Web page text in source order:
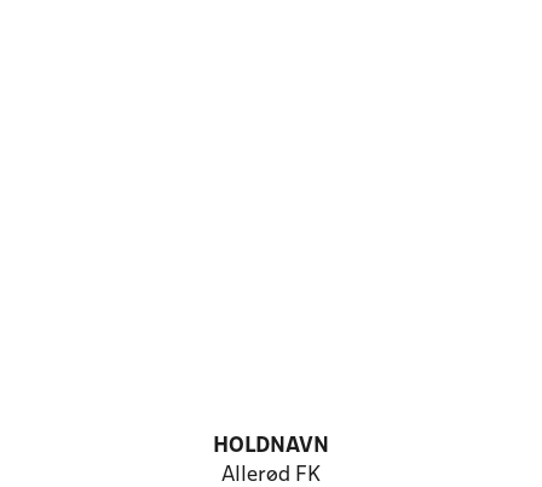
HOLDNAVN
Allerød FK